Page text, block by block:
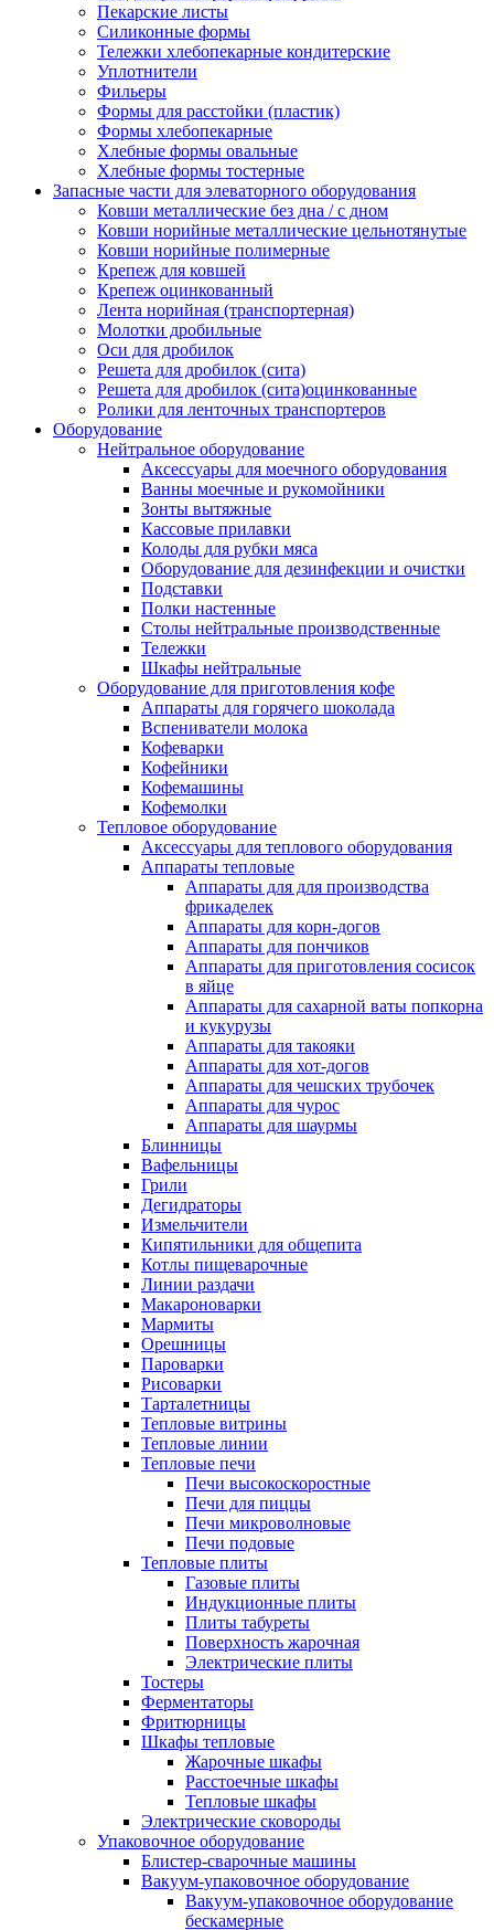
Пекарские листы
Силиконные формы
Тележки хлебопекарные кондитерские
Уплотнители
Фильеры
Формы для расстойки (пластик)
Формы хлебопекарные
Хлебные формы овальные
Хлебные формы тостерные
Запасные части для элеваторного оборудования
Ковши металлические без дна / с дном
Ковши норийные металлические цельнотянутые
Ковши норийные полимерные
Крепеж для ковшей
Крепеж оцинкованный
Лента норийная (транспортерная)
Молотки дробильные
Оси для дробилок
Решета для дробилок (сита)
Решета для дробилок (сита)оцинкованные
Ролики для ленточных транспортеров
Оборудование
Нейтральное оборудование
Аксессуары для моечного оборудования
Ванны моечные и рукомойники
Зонты вытяжные
Кассовые прилавки
Колоды для рубки мяса
Оборудование для дезинфекции и очистки
Подставки
Полки настенные
Столы нейтральные производственные
Тележки
Шкафы нейтральные
Оборудование для приготовления кофе
Аппараты для горячего шоколада
Вспениватели молока
Кофеварки
Кофейники
Кофемашины
Кофемолки
Тепловое оборудование
Аксессуары для теплового оборудования
Аппараты тепловые
Аппараты для для производства
фрикаделек
Аппараты для корн-догов
Аппараты для пончиков
Аппараты для приготовления сосисок
в яйце
Аппараты для сахарной ваты попкорна
и кукурузы
Аппараты для такояки
Аппараты для хот-догов
Аппараты для чешских трубочек
Аппараты для чурос
Аппараты для шаурмы
Блинницы
Вафельницы
Грили
Дегидраторы
Измельчители
Кипятильники для общепита
Котлы пищеварочные
Линии раздачи
Макароноварки
Мармиты
Орешницы
Пароварки
Рисоварки
Тарталетницы
Тепловые витрины
Тепловые линии
Тепловые печи
Печи высокоскоростные
Печи для пиццы
Печи микроволновые
Печи подовые
Тепловые плиты
Газовые плиты
Индукционные плиты
Плиты табуреты
Поверхность жарочная
Электрические плиты
Тостеры
Ферментаторы
Фритюрницы
Шкафы тепловые
Жарочные шкафы
Расстоечные шкафы
Тепловые шкафы
Электрические сковороды
Упаковочное оборудование
Блистер-сварочные машины
Вакуум-упаковочное оборудование
Вакуум-упаковочное оборудование
беcкамерные